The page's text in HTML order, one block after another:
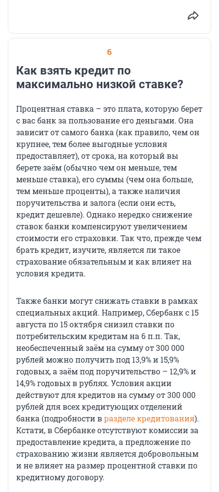
6
Как взять кредит по
максимально низкой ставке?
Процентная ставка – это плата, которую берет
с вас банк за пользование его деньгами. Она
зависит от самого банка (как правило, чем он
крупнее, тем более выгодные условия
предоставляет), от срока, на который вы
берете заём (обычно чем он меньше, тем
меньше ставка), его суммы (чем она больше,
тем меньше проценты), а также наличия
поручительства и залога (если они есть,
кредит дешевле). Однако нередко снижение
ставок банки компенсируют увеличением
стоимости его страховки. Так что, прежде чем
брать кредит, изучите, является ли такое
страхование обязательным и как влияет на
условия кредита.
Также банки могут снижать ставки в рамках
специальных акций. Например, Сбербанк с 15
августа по 15 октября снизил ставки по
потребительским кредитам на 6 п.п. Так,
необеспеченный заём на сумму от 300 000
рублей можно получить под 13,9% и 15,9%
годовых, а заём под поручительство – 12,9% и
14,9% годовых в рублях. Условия акции
действуют для кредитов на сумму от 300 000
рублей для всех кредитующих отделений
банка (подробности вразделе кредитования).
Кстати, в Сбербанке отсутствуют комиссии за
предоставление кредита, а предложение по
страхованию жизни является добровольным
и не влияет на размер процентной ставки по
кредитному договору.